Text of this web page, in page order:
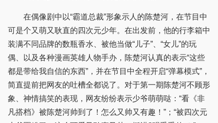
在偶像剧中以“霸道总裁”形象示人的陈楚河，在节目中
可是个又萌又耿直的四次元少年。在出发前，他的行李箱中
装满不同品牌的数瓶香水、被他当做“儿子”、“女儿”的玩
偶、以及各种漫画英雄人物手办，陈楚河认真的表示“这些
都是带给我自信的东西”，并在节目中全程开启“弹幕模式”，
简直提前把网友的吐槽全都说了。对于第一期陈楚河不顾形
象、神情搞笑的表现，网友纷纷表示少爷萌萌哒：“看《非
凡搭档》被陈楚河帅到了！怎么又帅又有趣！”；“被四次元